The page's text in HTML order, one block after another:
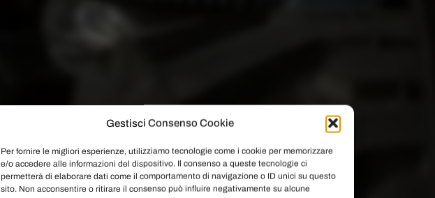
Gestisci Consenso Cookie
Per fornire le migliori esperienze, utilizziamo tecnologie come i cookie per memorizzare
e/o accedere alle informazioni del dispositivo. Il consenso a queste tecnologie ci
permetterà di elaborare dati come il comportamento di navigazione o ID unici su questo
sito. Non acconsentire o ritirare il consenso può influire negativamente su alcune